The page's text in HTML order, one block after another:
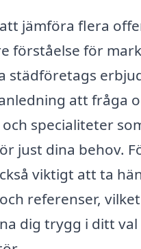
jämföra flera
förståelse för
städföretags
att fråga
specialiteter
just dina behov.
viktigt att ta
referenser,
dig trygg i ditt val